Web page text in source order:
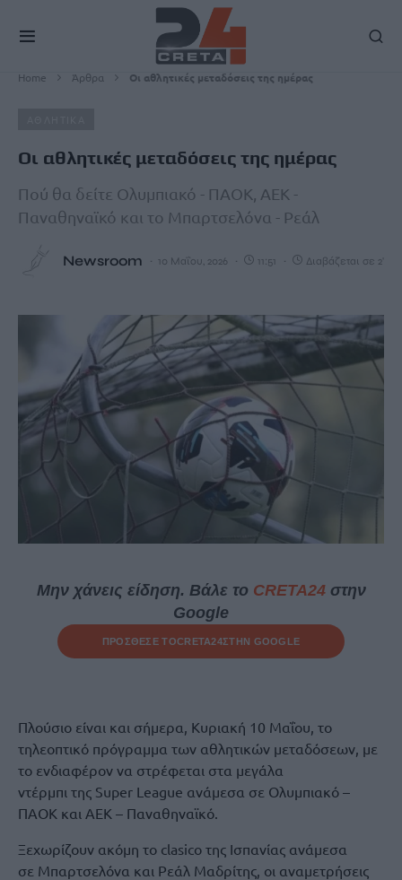
Home Άρθρα Οι αθλητικές μεταδόσεις της ημέρας
Οι αθλητικές μεταδόσεις της ημέρας
Πού θα δείτε Ολυμπιακό - ΠΑΟΚ, ΑΕΚ -
Παναθηναϊκό και το Μπαρτσελόνα - Ρεάλ
Newsroom 10 Μαΐου, 2026 11:51 Διαβάζεται σε 2'
Μην χάνεις είδηση. Βάλε το CRETA24στην
Google
ΠΡΟΣΘΕΣΕ ΤΟCRETA24ΣΤΗΝ GOOGLE
Πλούσιο είναι και σήμερα, Κυριακή 10 Μαΐου, το
τηλεοπτικό πρόγραμμα των αθλητικών μεταδόσεων, με
το ενδιαφέρον να στρέφεται στα μεγάλα
ντέρμπι της Super League ανάμεσα σε Ολυμπιακό –
ΠΑΟΚ και ΑΕΚ – Παναθηναϊκό.
Ξεχωρίζουν ακόμη το clasico της Ισπανίας ανάμεσα
σε Μπαρτσελόνα και Ρεάλ Μαδρίτης, οι αναμετρήσεις